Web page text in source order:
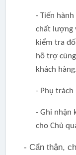
- Tiến
chất lượng
kiểm tra
hỗ trợ
khách hàng.
- Phụ
- Ghi nhận
cho Chủ
- Cẩn thận,